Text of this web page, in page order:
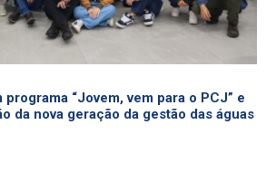
“Jovem, vem para o PCJ” e
da nova geração da gestão das águas